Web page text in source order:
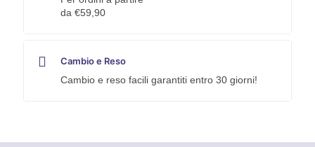
da €59,90
Cambio e Reso
Cambio e reso facili garantiti entro 30 giorni!